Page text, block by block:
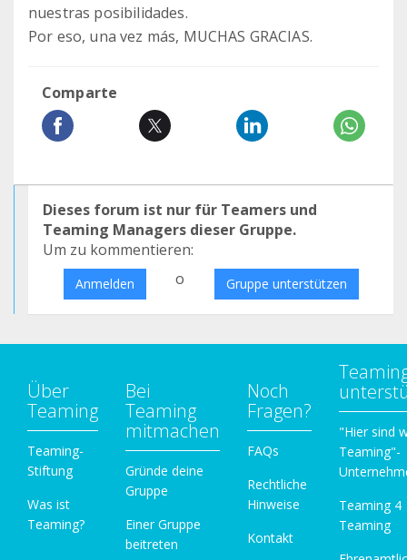
nuestras posibilidades.
Por eso, una vez más, MUCHAS GRACIAS.
Comparte
Dieses forum ist nur für Teamers und
Teaming Managers dieser Gruppe.
Um zu kommentieren:
Anmelden o Gruppe unterstützen
Über
Teaming
Teaming-
Stiftung
Was ist
Teaming?
Bei
Teaming
mitmachen
Gründe deine
Gruppe
Einer Gruppe
beitreten
Noch
Fragen?
FAQs
Rechtliche
Hinweise
Kontakt
"Hier sind
Teaming"-
Teaming 4
Teaming